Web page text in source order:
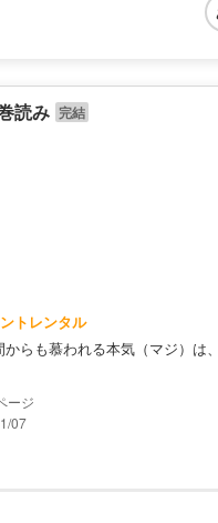
読み
トレンタル
らも慕われる本気（マジ）は
07